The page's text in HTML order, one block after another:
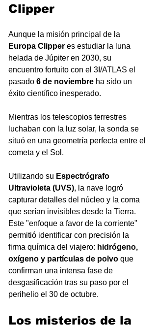
Clipper
Aunque la misión principal de la
Europa Clipper es estudiar la luna
helada de Júpiter en 2030, su
encuentro fortuito con el 3I/ATLAS el
pasado 6 de noviembre ha sido un
éxito científico inesperado.
Mientras los telescopios terrestres
luchaban con la luz solar, la sonda se
situó en una geometría perfecta entre el
cometa y el Sol.
Utilizando su Espectrógrafo
Ultravioleta (UVS), la nave logró
capturar detalles del núcleo y la coma
que serían invisibles desde la Tierra.
Este "enfoque a favor de la corriente"
permitió identificar con precisión la
firma química del viajero: hidrógeno,
oxígeno y partículas de polvo que
confirman una intensa fase de
desgasificación tras su paso por el
perihelio el 30 de octubre.
Los misterios de la